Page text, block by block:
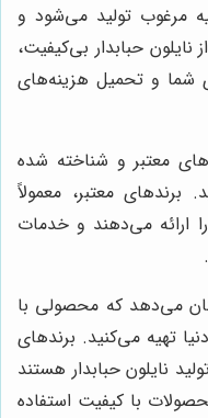
مرغوب تولید می‌شود و
حبابدار بی‌کیفیت،
شما و تحمیل هزینه‌های
معتبر و شناخته شده
برندهای معتبر، معمولاً
ارائه می‌دهند و خدمات
می‌دهد که محصولی با
تهیه می‌کنید. برندهای
نایلون حبابدار هستند
با کیفیت استفاده